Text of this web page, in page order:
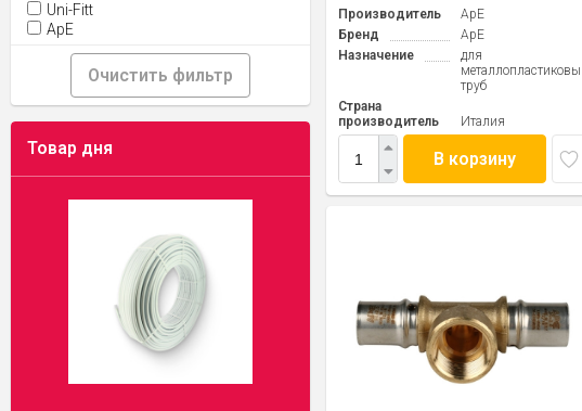
Uni-Fitt
ApE
Очистить фильтр
Товар дня
Производитель
ApE
Бренд
ApE
Назначение
для
металлопластиковых
труб
Страна
производитель
Италия
В корзину